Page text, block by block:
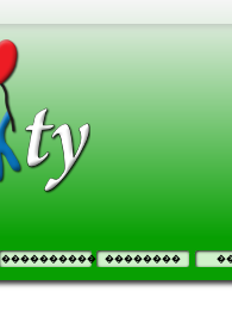
���������� ��������